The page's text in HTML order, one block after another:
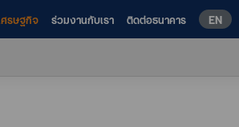
ศรษฐกิจ ร่วมงานกับเรา ติดต่อธนาคาร EN